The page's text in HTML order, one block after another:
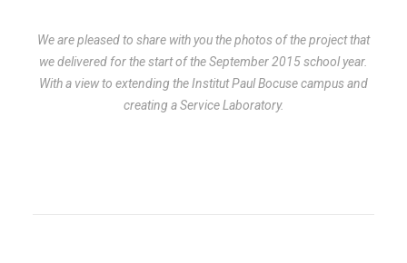
We are pleased to share with you the photos of the project that
we delivered for the start of the September 2015 school year.
With a view to extending the Institut Paul Bocuse campus and
creating a Service Laboratory.